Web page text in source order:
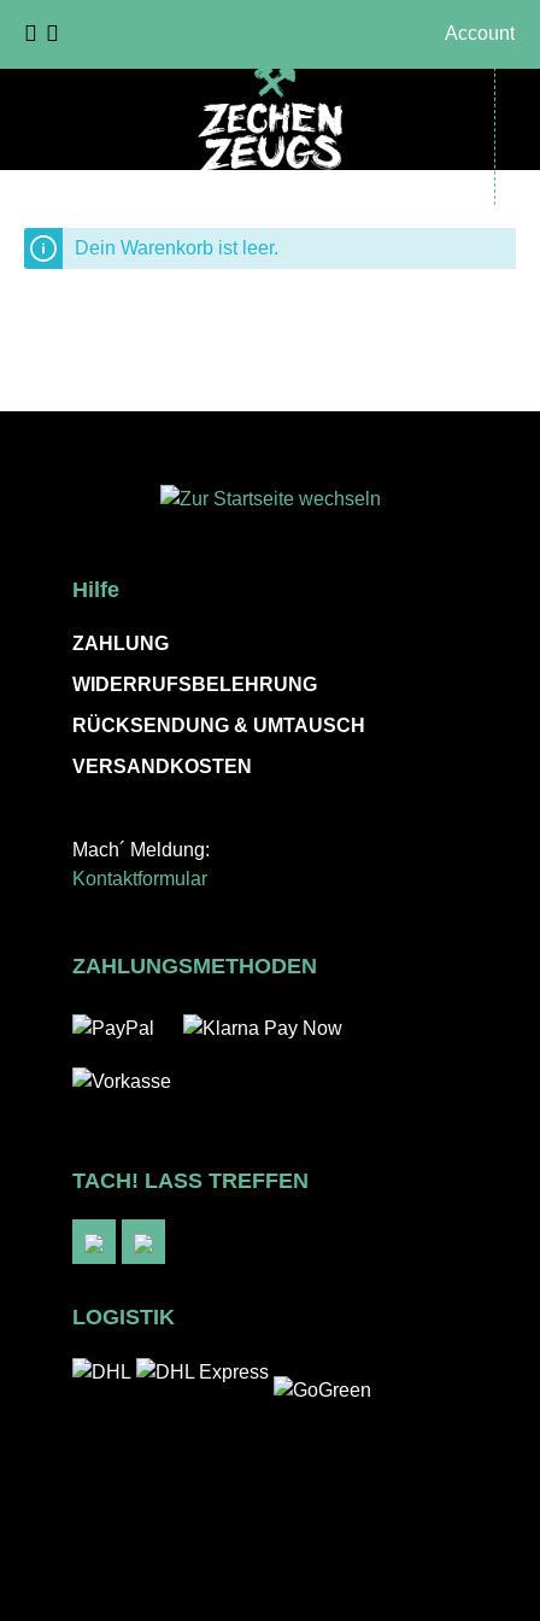
Account
Dein Warenkorb ist leer.
Hilfe
ZAHLUNG
WIDERRUFSBELEHRUNG
RÜCKSENDUNG & UMTAUSCH
VERSANDKOSTEN
Mach´ Meldung:
Kontaktformular
ZAHLUNGSMETHODEN
TACH! LASS TREFFEN
LOGISTIK